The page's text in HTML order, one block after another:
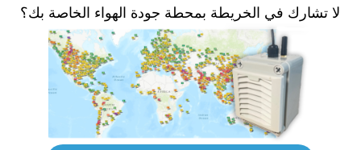
لا تشارك في الخريطة بمحطة جودة الهواء الخاصة بك؟